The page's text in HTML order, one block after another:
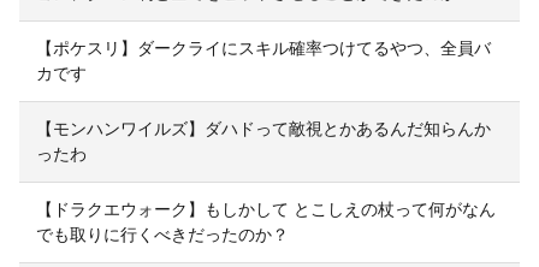
【ポケスリ】ダークライにスキル確率つけてるやつ、全員バ
カです
【モンハンワイルズ】ダハドって敵視とかあるんだ知らんか
ったわ
【ドラクエウォーク】もしかして とこしえの杖って何がなん
でも取りに行くべきだったのか？